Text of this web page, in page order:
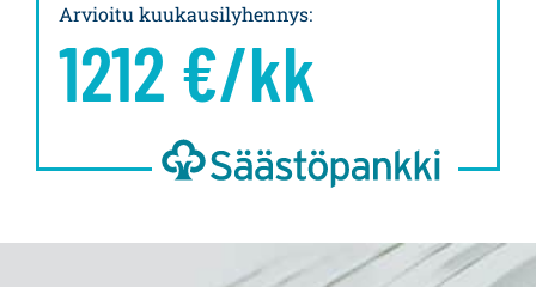
Arvioitu kuukausilyhennys:
1212 €/kk